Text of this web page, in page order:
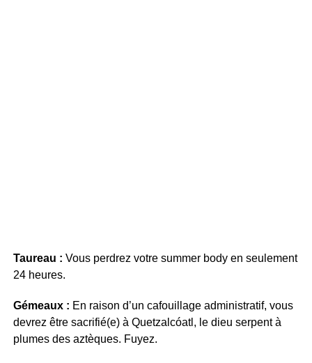
Taureau : Vous perdrez votre summer body en seulement
24 heures.
Gémeaux : En raison d’un cafouillage administratif, vous
devrez être sacrifié(e) à Quetzalcóatl, le dieu serpent à
plumes des aztèques. Fuyez.